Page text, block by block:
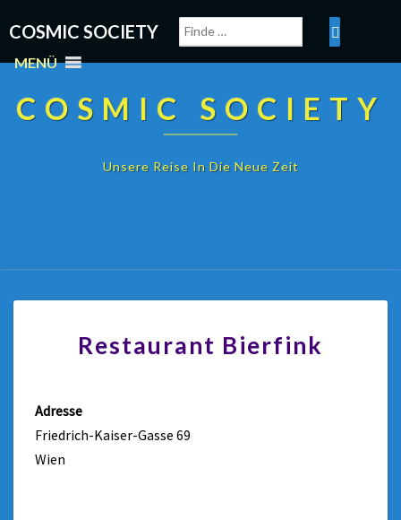
COSMIC SOCIETY
MENÜ
COSMIC SOCIETY
Unsere Reise In Die Neue Zeit
Restaurant Bierfink
Adresse
Friedrich-Kaiser-Gasse 69
Wien